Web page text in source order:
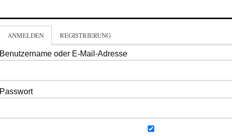
ANMELDEN REGISTRIERUNG
Benutzername oder E-Mail-Adresse
Passwort